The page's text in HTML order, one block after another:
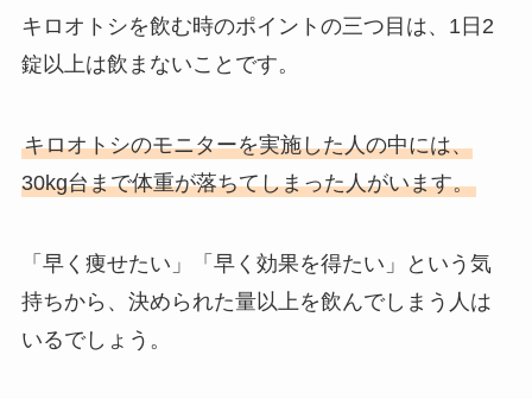
キロオトシを飲む時のポイントの三つ目は、1日2
錠以上は飲まないことです。
キロオトシのモニターを実施した人の中には、
30kg台まで体重が落ちてしまった人がいます。
「早く痩せたい」「早く効果を得たい」という気
持ちから、決められた量以上を飲んでしまう人は
いるでしょう。